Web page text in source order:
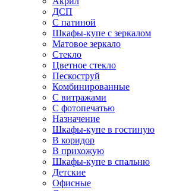
ДСП
С патиной
Шкафы-купе с зеркалом
Матовое зеркало
Стекло
Цветное стекло
Пескоструй
Комбинированные
С витражами
С фотопечатью
Назначение
Шкафы-купе в гостиную
В коридор
В прихожую
Шкафы-купе в спальню
Детские
Офисные